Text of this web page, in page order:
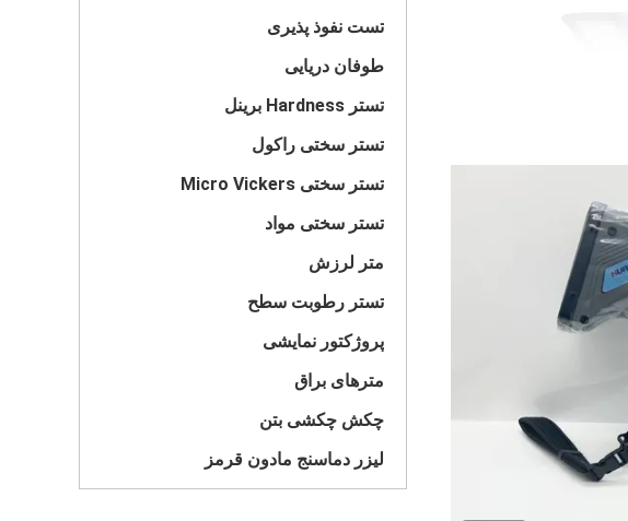
تست نفوذ پذیری
طوفان دریایی
تستر Hardness برینل
تستر سختی راکول
تستر سختی Micro Vickers
تستر سختی مواد
متر لرزش
تستر رطوبت سطح
پروژکتور نمایشی
مترهای براق
چکش چکشی بتن
لیزر دماسنج مادون قرمز